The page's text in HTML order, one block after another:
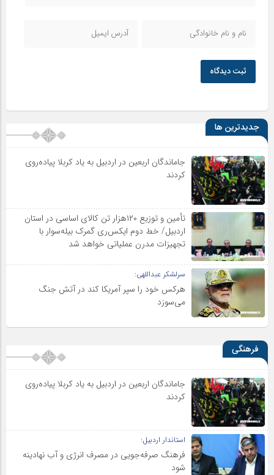
ثبت دیدگاه
جدیدترین ها
جاماندگان اربعین در اردبیل به یاد کربلا پیاده‌روی
کردند
تأمین و توزیع ۱۲۰هزار تن کالای اساسی در استان
اردبیل/ خط دوم ایکس‌ری گمرک بیله‌سوار با
تجهیزات مدرن عملیاتی خواهد شد
سرلشکر عبداللهی:
هرکس خود را سپر آمریکا کند در آتش جنگ
می‌سوزد
فرهنگی
جاماندگان اربعین در اردبیل به یاد کربلا پیاده‌روی
کردند
استاندار اردبیل:
فرهنگ صرفه‌جویی در مصرف انرژی و آب نهادینه
شود